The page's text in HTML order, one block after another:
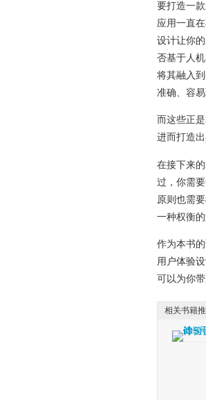
要打造一
应用一直
设计让你
否基于人
将其融入
准确、容
而这些正
进而打造
在接下来
过，你需
原则也需
一种权衡的
作为本书
用户体验
可以为你
相关书籍